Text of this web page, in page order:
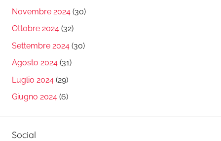
Novembre 2024 (30)
Ottobre 2024 (32)
Settembre 2024 (30)
Agosto 2024 (31)
Luglio 2024 (29)
Giugno 2024 (6)
Social